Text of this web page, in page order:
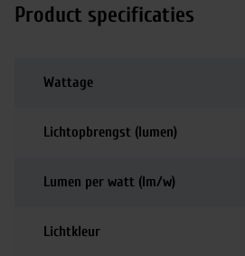
Product specificaties
Wattage
Lichtopbrengst (lumen)
Lumen per watt (lm/w)
Lichtkleur